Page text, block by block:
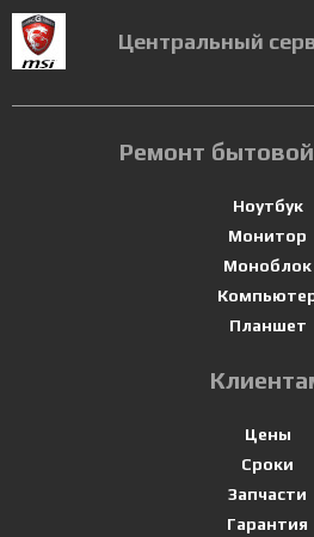
Центральный
Ремонт
Ноутбук
Монитор
Моноблок
Планшет
Цены
Сроки
Запчасти
Гарантия